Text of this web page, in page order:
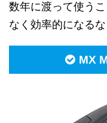
数年に渡って使う
なく効率的になる
MX